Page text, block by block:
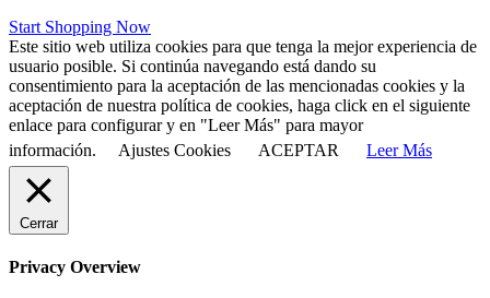
Start Shopping Now
Este sitio web utiliza cookies para que tenga la mejor experiencia de
usuario posible. Si continúa navegando está dando su
consentimiento para la aceptación de las mencionadas cookies y la
aceptación de nuestra política de cookies, haga click en el siguiente
enlace para configurar y en "Leer Más" para mayor
información.
Ajustes Cookies ACEPTAR Leer Más
Cerrar
Privacy Overview